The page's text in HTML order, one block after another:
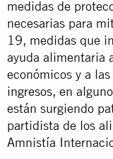
medidas de
necesarias para
19, medidas que
ayuda alimentaria
económicos y a
ingresos, en
están surgiendo
partidista de los
Amnistía